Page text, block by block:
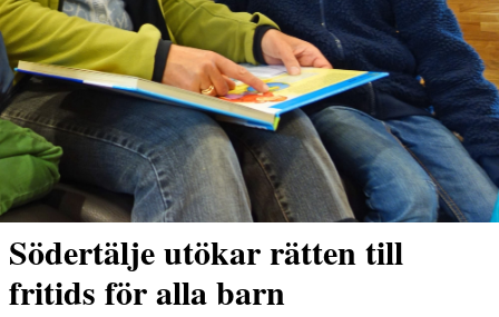
Södertälje utökar rätten till
fritids för alla barn